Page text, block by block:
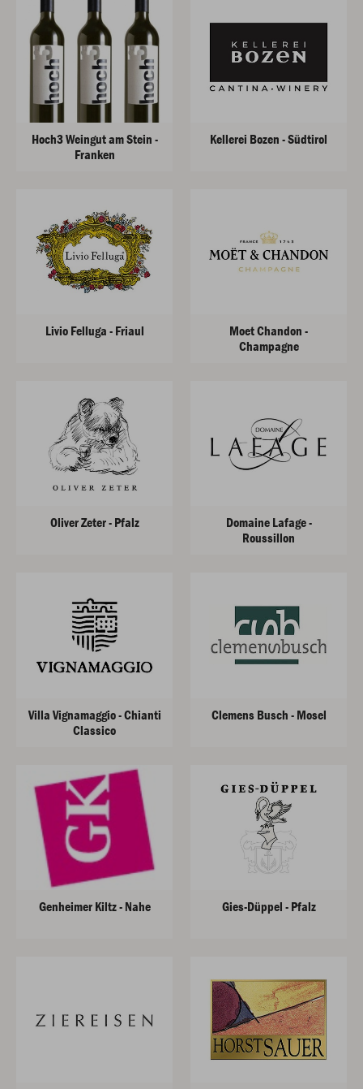
Hoch3 Weingut am Stein -
Franken
Kellerei Bozen - Südtirol
Livio Felluga - Friaul
Moet Chandon -
Champagne
Oliver Zeter - Pfalz
Domaine Lafage -
Roussillon
Villa Vignamaggio - Chianti
Classico
Clemens Busch - Mosel
Genheimer Kiltz - Nahe Gies-Düppel - Pfalz